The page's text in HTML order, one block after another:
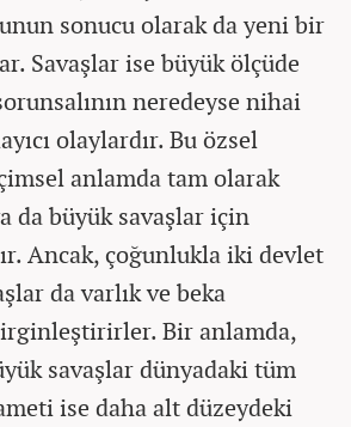
sonucu olarak da yeni bir
Savaşlar ise büyük ölçüde
neredeyse nihai
olaylardır. Bu özsel
anlamda tam olarak
da büyük savaşlar için
Ancak, çoğunlukla iki devlet
da varlık ve beka
Bir anlamda,
savaşlar dünyadaki tüm
ise daha alt düzeydeki